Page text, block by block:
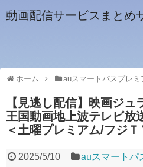
動画配信サービスまとめ
ホーム auスマートパスプレミ
【見逃し配信】映画ジ
王国動画地上波テレビ放
＜土曜プレミアム/フジＴ
2025/5/10 auスマートパ